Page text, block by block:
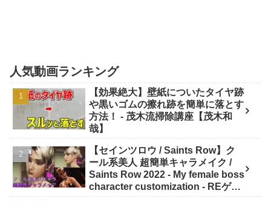
人気動画ランキング
【効果絶大】壁紙についたタイヤ跡
や黒いゴムの擦れ跡を簡単に落とす
方法！ - 茂木流掃除講座【茂木和
哉】
【セインツロウ / Saints Row】ク
ール系美人 超簡単キャラメイク /
Saints Row 2022 - My female boss
character customization - REゲー